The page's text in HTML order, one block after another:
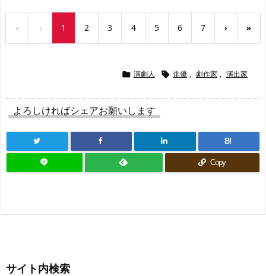
« ‹ 1 2 3 4 5 6 7 › »
 演劇人  俳優 , 劇作家 , 演出家
よろしければシェアお願いします
B!
Copy
サイト内検索